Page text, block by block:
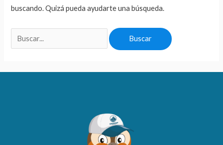
buscando. Quizá pueda ayudarte una búsqueda.